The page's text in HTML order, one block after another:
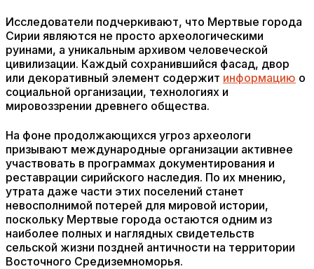
Исследователи подчеркивают, что Мертвые города
Сирии являются не просто археологическими
руинами, а уникальным архивом человеческой
цивилизации. Каждый сохранившийся фасад, двор
или декоративный элемент содержит информацию о
социальной организации, технологиях и
мировоззрении древнего общества.
На фоне продолжающихся угроз археологи
призывают международные организации активнее
участвовать в программах документирования и
реставрации сирийского наследия. По их мнению,
утрата даже части этих поселений станет
невосполнимой потерей для мировой истории,
поскольку Мертвые города остаются одним из
наиболее полных и наглядных свидетельств
сельской жизни поздней античности на территории
Восточного Средиземноморья.